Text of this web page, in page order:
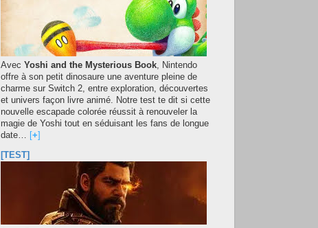
Avec Yoshi and the Mysterious Book, Nintendo
offre à son petit dinosaure une aventure pleine de
charme sur Switch 2, entre exploration, découvertes
et univers façon livre animé. Notre test te dit si cette
nouvelle escapade colorée réussit à renouveler la
magie de Yoshi tout en séduisant les fans de longue
date… [+]
[TEST]